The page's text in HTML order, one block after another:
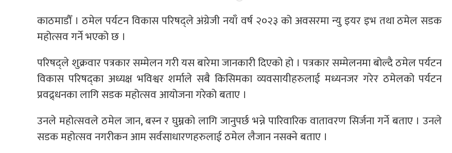
काठमाडौँ । ठमेल पर्यटन विकास परिषद्ले अंग्रेजी नयाँ वर्ष २०२३ को अवसरमा न्यु इयर इभ तथा ठमेल सडक
महोत्सव गर्ने भएको छ ।
परिषद्ले शुक्रवार पत्रकार सम्मेलन गरी यस बारेमा जानकारी दिएको हो । पत्रकार सम्मेलनमा बोल्दै ठमेल पर्यटन
विकास परिषद्का अध्यक्ष भविश्वर शर्माले सबै किसिमका व्यवसायीहरुलाई मध्यनजर गरेर ठमेलको पर्यटन
प्रवद्र्धनका लागि सडक महोत्सव आयोजना गरेको बताए ।
उनले महोत्सवले ठमेल जान, बस्न र घुम्नको लागि जानुपर्छ भन्ने पारिवारिक वातावरण सिर्जना गर्ने बताए । उनले
सडक महोत्सव नगरीकन आम सर्वसाधारणहरुलाई ठमेल लैजान नसक्ने बताए ।